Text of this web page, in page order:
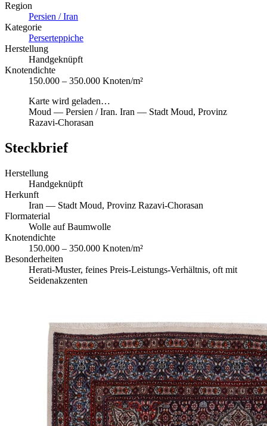
Region
Persien / Iran
Kategorie
Perserteppiche
Herstellung
Handgeknüpft
Knotendichte
150.000 – 350.000 Knoten/m²
Karte wird geladen…
Moud — Persien / Iran. Iran — Stadt Moud, Provinz
Razavi-Chorasan
Steckbrief
Herstellung
Handgeknüpft
Herkunft
Iran — Stadt Moud, Provinz Razavi-Chorasan
Flormaterial
Wolle auf Baumwolle
Knotendichte
150.000 – 350.000 Knoten/m²
Besonderheiten
Herati-Muster, feines Preis-Leistungs-Verhältnis, oft mit
Seidenakzenten